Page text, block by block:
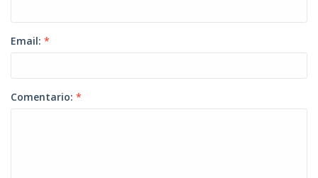
Email: *
Comentario: *